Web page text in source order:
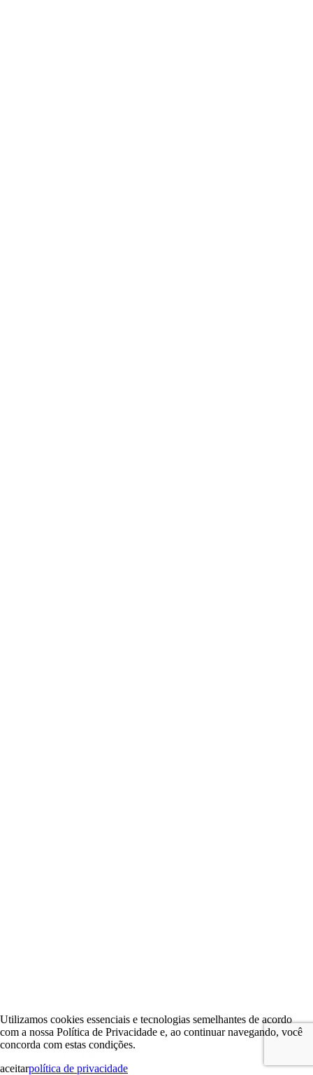
Utilizamos cookies essenciais e tecnologias semelhantes de acordo
com a nossa Política de Privacidade e, ao continuar navegando, você
concorda com estas condições.
aceitarpolítica de privacidade